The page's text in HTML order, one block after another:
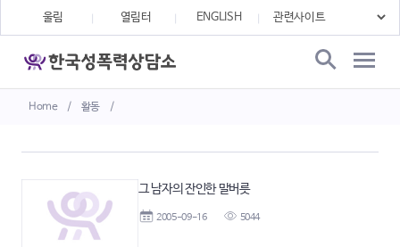
Home / 활동 /
울림 열림터 ENGLISH
그 남자의 잔인한 말버릇
2005-09-16 5044